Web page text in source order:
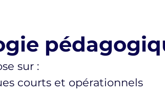
sur :
courts et opérationnels